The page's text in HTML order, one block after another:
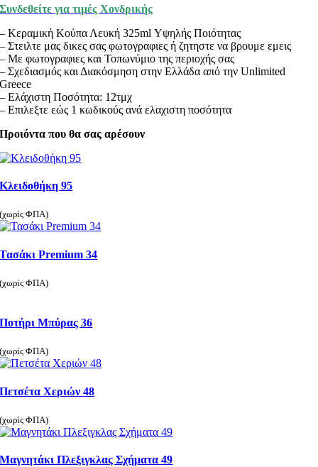
Συνδεθείτε για τιμές Χονδρικής
– Κεραμική Κούπα Λευκή 325ml Υψηλής Ποιότητας
– Στειλτε μας δικες σας φωτογραφιες ή ζητηστε να βρουμε εμεις
– Με φωτογραφιες και Τοπωνύμιο της περιοχής σας
– Σχεδιασμός και Διακόσμηση στην Ελλάδα από την Unlimited
Greece
– Ελάχιστη Ποσότητα: 12τμχ
– Επιλεξτε εώς 1 κωδικούς ανά ελαχιστη ποσότητα
Προιόντα που θα σας αρέσουν
Κλειδοθήκη 95
(χωρίς ΦΠΑ)
Τασάκι Premium 34
(χωρίς ΦΠΑ)
Ποτήρι Μπύρας 36
(χωρίς ΦΠΑ)
Πετσέτα Χεριών 48
(χωρίς ΦΠΑ)
Μαγνητάκι Πλεξιγκλας Σχήματα 49